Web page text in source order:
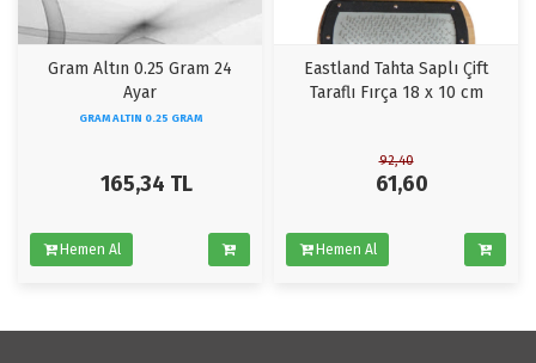
Gram Altın 0.25 Gram 24
Ayar
GRAM ALTIN 0.25 GRAM
165,34 TL
Hemen Al
Eastland Tahta Saplı Çift
Taraflı Fırça 18 x 10 cm
92,40
61,60
Hemen Al